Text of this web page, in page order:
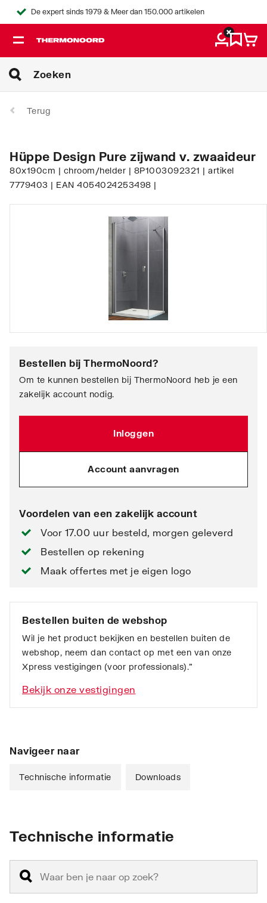
De expert sinds 1979 & Meer dan 150.000 artikelen
Terug
Hüppe Design Pure zijwand v. zwaaideur
80x190cm | chroom/helder | 8P1003092321 | artikel
7779403 | EAN 4054024253498 |
Bestellen bij ThermoNoord?
Om te kunnen bestellen bij ThermoNoord heb je een
zakelijk account nodig.
Inloggen
Account aanvragen
Voordelen van een zakelijk account
Voor 17.00 uur besteld, morgen geleverd
Bestellen op rekening
Maak offertes met je eigen logo
Bestellen buiten de webshop
Wil je het product bekijken en bestellen buiten de
webshop, neem dan contact op met een van onze
Xpress vestigingen (voor professionals).”
Bekijk onze vestigingen
Navigeer naar
Technische informatie Downloads
Technische informatie